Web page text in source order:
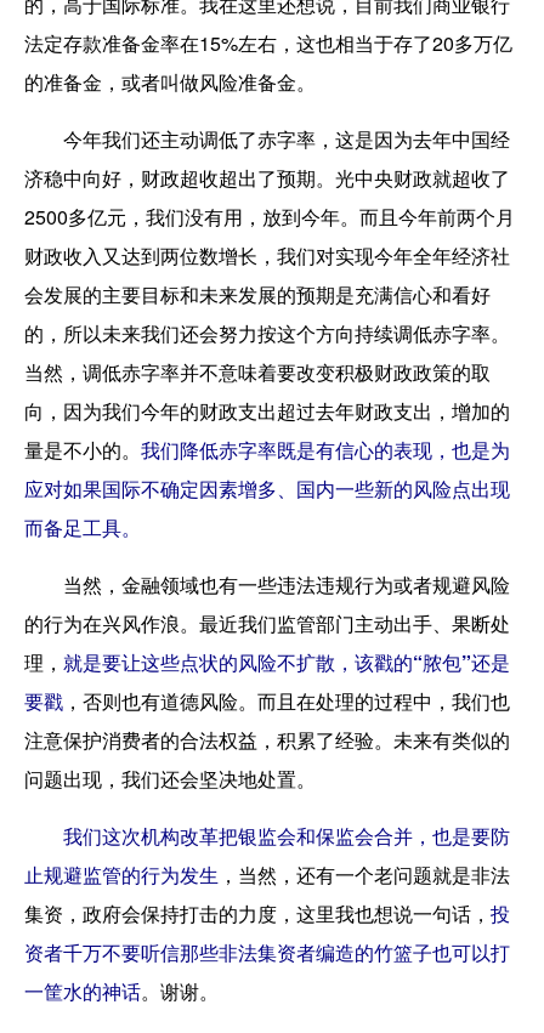
法定存款准备金率在15%左右，这也相当于存了20多万亿
的准备金，或者叫做风险准备金。
今年我们还主动调低了赤字率，这是因为去年中国经
济稳中向好，财政超收超出了预期。光中央财政就超收了
2500多亿元，我们没有用，放到今年。而且今年前两个月
财政收入又达到两位数增长，我们对实现今年全年经济社
会发展的主要目标和未来发展的预期是充满信心和看好
的，所以未来我们还会努力按这个方向持续调低赤字率。
当然，调低赤字率并不意味着要改变积极财政政策的取
向，因为我们今年的财政支出超过去年财政支出，增加的
量是不小的。 我们降低赤字率既是有信心的表现，也是为
应对如果国际不确定因素增多、国内一些新的风险点出现
而备足工具。
当然，金融领域也有一些违法违规行为或者规避风险
的行为在兴风作浪。最近我们监管部门主动出手、果断处
理， 就是要让这些点状的风险不扩散，该戳的“脓包”还是
要戳 ，否则也有道德风险。而且在处理的过程中，我们也
注意保护消费者的合法权益，积累了经验。未来有类似的
问题出现，我们还会坚决地处置。
我们这次机构改革把银监会和保监会合并，也是要防
止规避监管的行为发生 ，当然，还有一个老问题就是非法
集资，政府会保持打击的力度，这里我也想说一句话， 投
资者千万不要听信那些非法集资者编造的竹篮子也可以打
一筐水的神话。谢谢。